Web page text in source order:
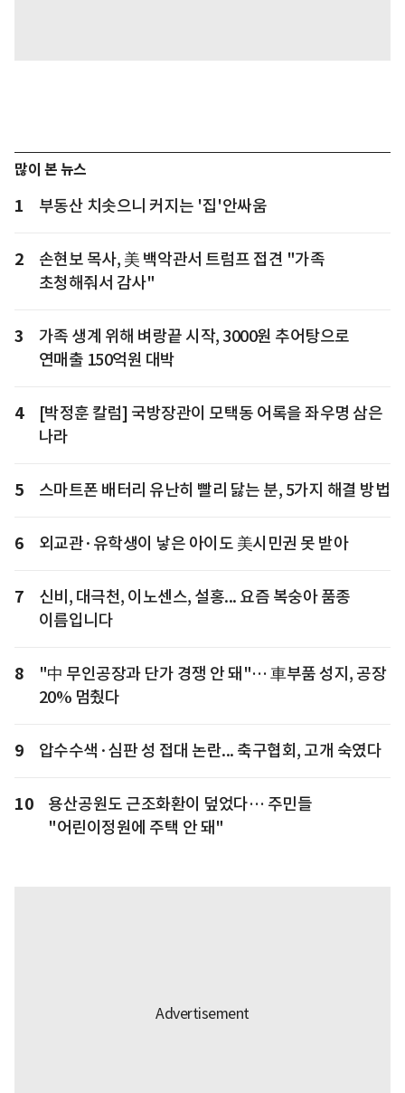
많이 본 뉴스
1 부동산 치솟으니 커지는 '집'안싸움
2
손현보 목사, 美 백악관서 트럼프 접견 "가족
초청해줘서 감사"
3
가족 생계 위해 벼랑끝 시작, 3000원 추어탕으로
연매출 150억원 대박
4
[박정훈 칼럼] 국방장관이 모택동 어록을 좌우명 삼은
나라
5 스마트폰 배터리 유난히 빨리 닳는 분, 5가지 해결 방법
6 외교관·유학생이 낳은 아이도 美시민권 못 받아
7
신비, 대극천, 이노센스, 설홍... 요즘 복숭아 품종
이름입니다
8
"中 무인공장과 단가 경쟁 안 돼"… 車부품 성지, 공장
20% 멈췄다
9 압수수색·심판 성 접대 논란... 축구협회, 고개 숙였다
10
용산공원도 근조화환이 덮었다… 주민들
"어린이정원에 주택 안 돼"